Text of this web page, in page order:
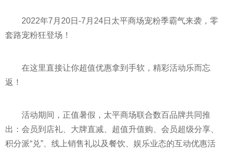
2022年7月20日-7月24日太平商场宠粉季霸气来袭，零
套路宠粉狂登场！
在这里直接让你超值优惠拿到手软，精彩活动乐而忘
返！
活动期间，正值暑假，太平商场联合数百品牌共同推
出：会员到店礼、大牌直减、超值升值购、会员超级分享、
积分派“兑”、线上销售礼以及餐饮、娱乐业态的互动优惠活